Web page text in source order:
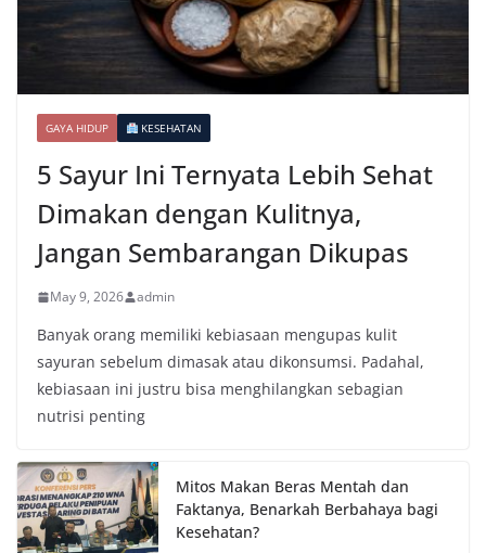
GAYA HIDUP KESEHATAN
5 Sayur Ini Ternyata Lebih Sehat
Dimakan dengan Kulitnya,
Jangan Sembarangan Dikupas
May 9, 2026 admin
Banyak orang memiliki kebiasaan mengupas kulit
sayuran sebelum dimasak atau dikonsumsi. Padahal,
kebiasaan ini justru bisa menghilangkan sebagian
nutrisi penting
Mitos Makan Beras Mentah dan
Faktanya, Benarkah Berbahaya bagi
Kesehatan?